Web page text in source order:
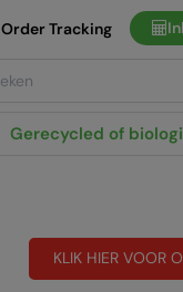
Gerecycled of
Order Tracking
KLIK HIER VOOR